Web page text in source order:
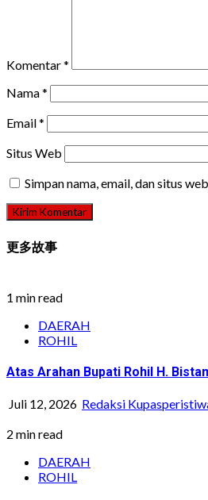
Komentar*
Nama*
Email*
Situs Web
Simpan nama, email, dan situs
更多故事
1 min read
DAERAH
ROHIL
Atas Arahan Bupati Rohil H.
Juli 12, 2026 Redaksi
2 min read
DAERAH
ROHIL